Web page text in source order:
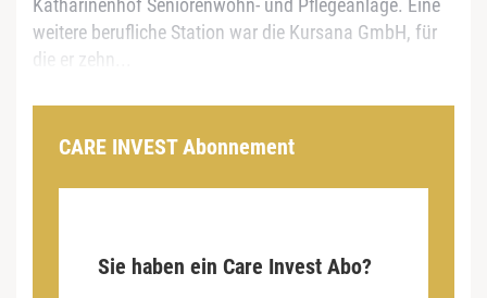
Katharinenhof Seniorenwohn- und Pflegeanlage. Eine
weitere berufliche Station war die Kursana GmbH, für
die er zehn...
CARE INVEST Abonnement
Sie haben ein Care Invest Abo?